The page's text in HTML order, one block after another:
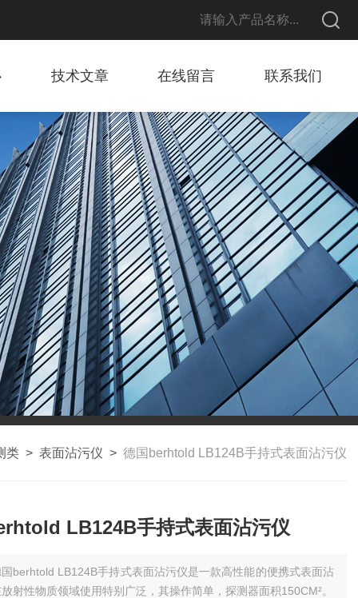
技术文章 在线留言 联系我们
类 > 表面沾污仪 > 德国berhtold LB124B手持式表面沾污仪
LB124B手持式表面沾污仪
berhtold LB124B手持式表面沾污仪是一款高性能的便携式表面沾
射性物质领域使用特别广泛，其操作简单，探测器面积150CM²。